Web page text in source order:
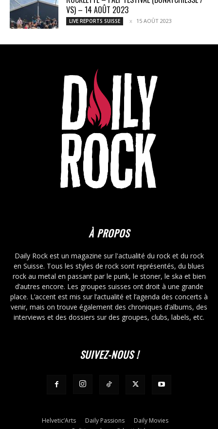
VS) – 14 AOÛT 2023
LIVE REPORTS SUISSE 15 AOÛT 2023
À PROPOS
Daily Rock est un magazine sur l'actualité du rock et du rock
en Suisse. Tous les styles de rock sont représentés, du blues
rock au metal en passant par le punk, le stoner, le ska et bien
d’autres encore. Les groupes suisses ont droit à une grande
place. L’accent est mis sur l’actualité et l’agenda des concerts à
venir, mais on trouve également des chroniques d’albums, des
interviews et des dossiers sur des groupes, clubs, labels, etc.
SUIVEZ-NOUS !
Helvetic’Arts Daily Passions
Daily Movies